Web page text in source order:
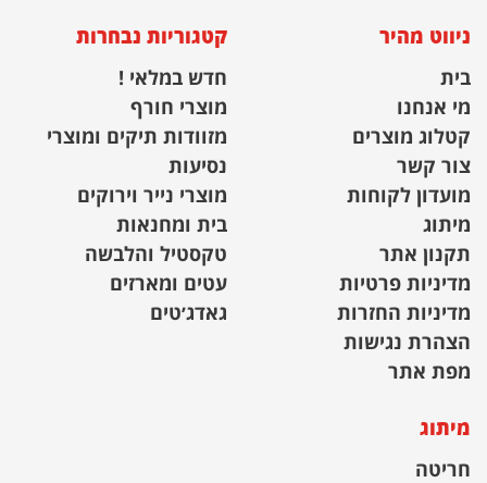
ניווט מהיר
בית
מי אנחנו
קטלוג מוצרים
צור קשר
מועדון לקוחות
מיתוג
תקנון אתר
מדיניות פרטיות
מדיניות החזרות
הצהרת נגישות
מפת אתר
קטגוריות נבחרות
חדש במלאי !
מוצרי חורף
מזוודות תיקים ומוצרי
נסיעות
מוצרי נייר וירוקים
בית ומחנאות
טקסטיל והלבשה
עטים ומארזים
גאדג׳טים
מיתוג
חריטה